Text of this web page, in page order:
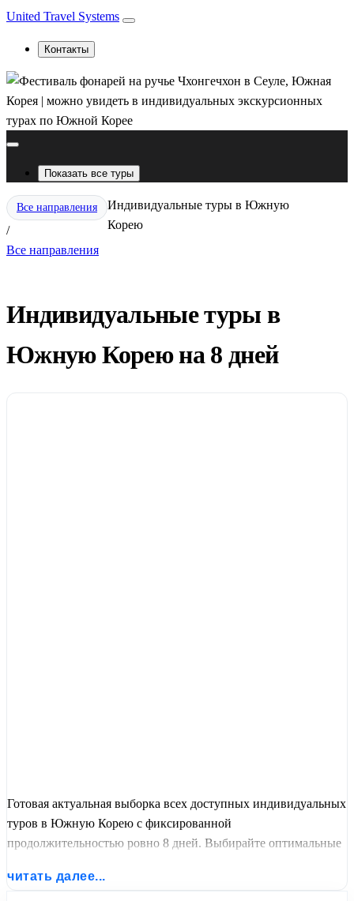
United Travel Systems
Контакты
Показать все туры
Все направления
/
Индивидуальные туры в Южную
Корею
Все направления
Индивидуальные туры в
Южную Корею на 8 дней
Готовая актуальная выборка всех доступных индивидуальных
туров в Южную Корею с фиксированной
продолжительностью ровно 8 дней. Выбирайте оптимальные
бронируйте экскурсионный отдых по лучшим ценам.
читать далее...